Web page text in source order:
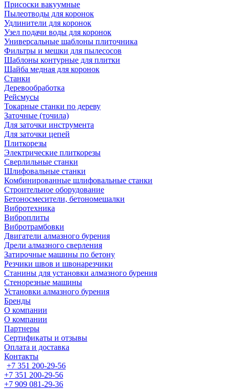
Присоски вакуумные
Пылеотводы для коронок
Удлинители для коронок
Узел подачи воды для коронок
Универсальные шаблоны плиточника
Фильтры и мешки для пылесосов
Шаблоны контурные для плитки
Шайба медная для коронок
Станки
Деревообработка
Рейсмусы
Токарные станки по дереву
Заточные (точила)
Для заточки инструмента
Для заточки цепей
Плиткорезы
Электрические плиткорезы
Сверлильные станки
Шлифовальные станки
Комбинированные шлифовальные станки
Строительное оборудование
Бетоносмесители, бетономешалки
Вибротехника
Виброплиты
Вибротрамбовки
Двигатели алмазного бурения
Дрели алмазного сверления
Затирочные машины по бетону
Резчики швов и швонарезчики
Станины для установки алмазного бурения
Стенорезные машины
Установки алмазного бурения
Бренды
О компании
О компании
Партнеры
Cертификаты и отзывы
Оплата и доставка
Контакты
+7 351 200-29-56
+7 351 200-29-56
+7 909 081-29-36